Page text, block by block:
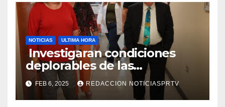
NOTICIAS ULTIMA HORA
Investigaran condiciones
deplorables de las
facilidades el Departamento
de la Salud en Mayagüez
FEB 6, 2025 REDACCION NOTICIASPRTV